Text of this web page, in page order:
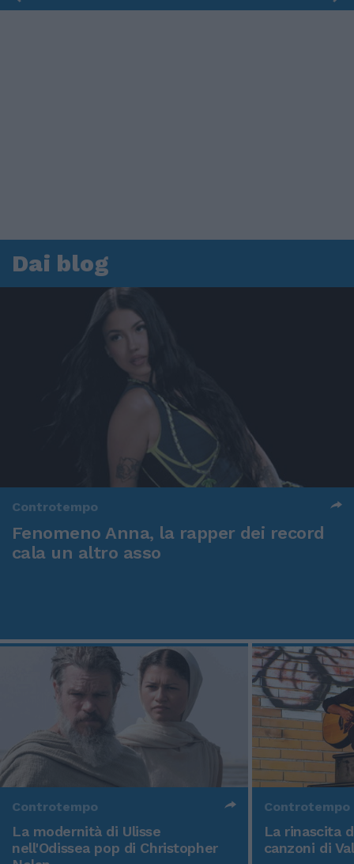
Dai blog
Controtempo
Fenomeno Anna, la rapper dei record
cala un altro asso
Controtempo
La modernità di Ulisse
nell'Odissea pop di Christopher
Controtempo
La rinascita
canzoni di